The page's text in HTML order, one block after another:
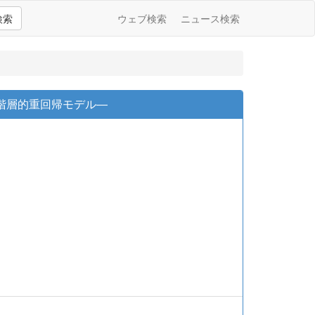
索 ウェブ検索 ニュース検索
層的重回帰モデル―